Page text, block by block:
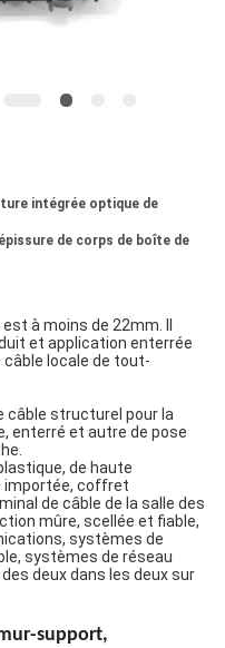
intégrée optique de
de corps de boîte de
à moins de 22mm. Il
et application enterrée
locale de tout-
câble structurel pour la
enterré et autre de pose
de haute
importée, coffret
de câble de la salle des
mûre, scellée et fiable,
systèmes de
systèmes de réseau
deux dans les deux sur
support,